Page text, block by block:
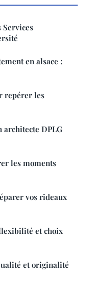
en alsace :
repérer les
architecte DPLG
les moments
vos rideaux
et choix
et originalité